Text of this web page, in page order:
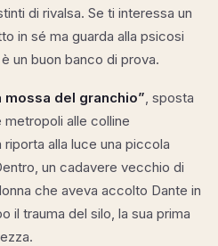
di rivalsa. Se ti interessa un
in sé ma guarda alla psicosi
un buon banco di prova.
mossa del granchio” , sposta
metropoli alle colline
alla luce una piccola
un cadavere vecchio di
che aveva accolto Dante in
il trauma del silo, la sua prima